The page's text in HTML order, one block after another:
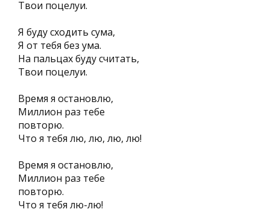
Твои поцелуи.
Я буду сходить сума,
Я от тебя без ума.
На пальцах буду считать,
Твои поцелуи.
Время я остановлю,
Миллион раз тебе
повторю.
Что я тебя лю, лю, лю, лю!
Время я остановлю,
Миллион раз тебе
повторю.
Что я тебя лю-лю!